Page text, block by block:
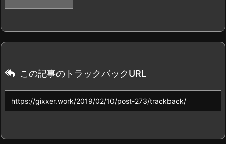
この記事のトラックバックURL